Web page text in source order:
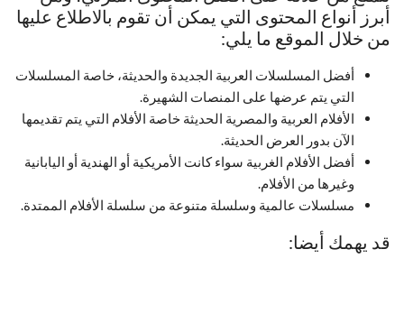
أبرز أنواع المحتوى التي يمكن أن تقوم بالاطلاع عليها
من خلال الموقع ما يلي:
أفضل المسلسلات العربية الجديدة والحديثة، خاصة المسلسلات
التي يتم عرضها على المنصات الشهيرة.
الأفلام العربية والمصرية الحديثة خاصة الأفلام التي يتم تقديمها
الآن بدور العرض الحديثة.
أفضل الأفلام الغربية سواء كانت الأمريكية أو الهندية أو اليابانية
وغيرها من الأفلام.
مسلسلات عالمية وسلسلة متنوعة من سلسلة الأفلام الممتدة.
قد يهمك أيضا: